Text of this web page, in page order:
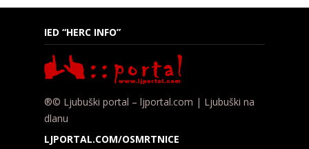
IED “HERC INFO”
®© Ljubuški portal – ljportal.com | Ljubuški na
dlanu
LJPORTAL.COM/OSMRTNICE